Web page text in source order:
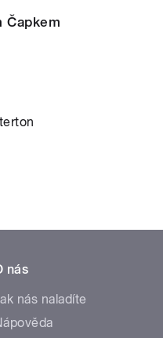
Čapkem
nás
nás naladíte